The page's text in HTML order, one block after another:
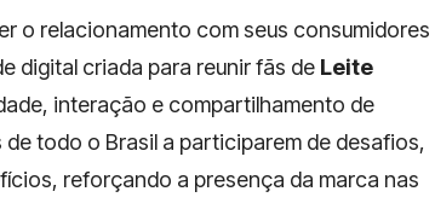
o relacionamento com seus consumidores
digital criada para reunir fãs de Leite
interação e compartilhamento de
todo o Brasil a participarem de desafios,
reforçando a presença da marca nas